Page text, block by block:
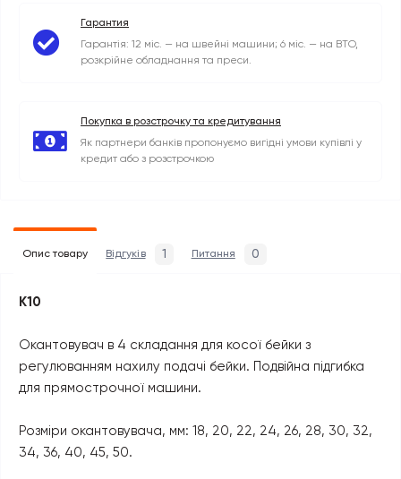
Гарантия
Гарантія: 12 міс. — на швейні машини; 6 міс. — на ВТО,
розкрійне обладнання та преси.
Покупка в розстрочку та кредитування
Як партнери банків пропонуємо вигідні умови купівлі у
кредит або з розстрочкою
Опис товару Відгуків 1 Питання 0
K10
Окантовувач в 4 складання для косої бейки з
регулюванням нахилу подачі бейки. Подвійна підгибка
для прямострочної машини.
Розміри окантовувача, мм: 18, 20, 22, 24, 26, 28, 30, 32,
34, 36, 40, 45, 50.